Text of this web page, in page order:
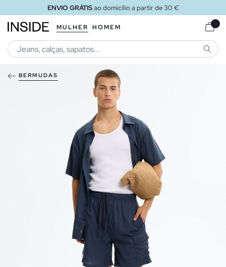
ENVIO GRÁTISao domicílio a partir de 30 €
MULHER HOMEM
BERMUDAS